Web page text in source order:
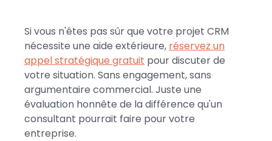
Si vous n'êtes pas sûr que votre projet CRM
nécessite une aide extérieure, réservez un
appel stratégique gratuit pour discuter de
votre situation. Sans engagement, sans
argumentaire commercial. Juste une
évaluation honnête de la différence qu'un
consultant pourrait faire pour votre
entreprise.